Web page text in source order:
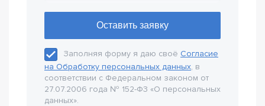
Заполняя форму я даю своё Согласие
на Обработку персональных данных, в
соответствии с Федеральном законом от
27.07.2006 года № 152-Ф3 «О персональных
данных».